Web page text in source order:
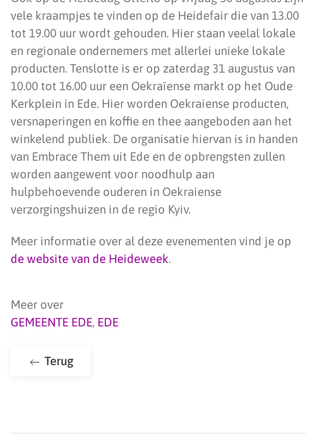
vele kraampjes te vinden op de Heidefair die van 13.00
tot 19.00 uur wordt gehouden. Hier staan veelal lokale
en regionale ondernemers met allerlei unieke lokale
producten. Tenslotte is er op zaterdag 31 augustus van
10.00 tot 16.00 uur een Oekraïense markt op het Oude
Kerkplein in Ede. Hier worden Oekraiense producten,
versnaperingen en koffie en thee aangeboden aan het
winkelend publiek. De organisatie hiervan is in handen
van Embrace Them uit Ede en de opbrengsten zullen
worden aangewent voor noodhulp aan
hulpbehoevende ouderen in Oekraiense
verzorgingshuizen in de regio Kyiv.
Meer informatie over al deze evenementen vind je op
de website van de Heideweek.
Meer over
GEMEENTE EDE, EDE
Terug